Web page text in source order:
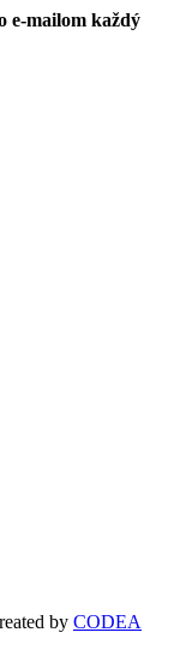
e-mailom každý
by CODEA